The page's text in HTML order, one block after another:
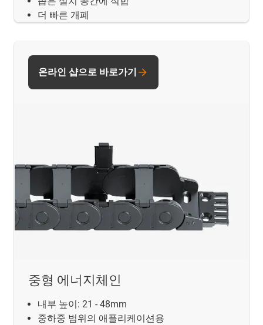
더 빠른 개폐
중형 에너지체인
내부 높이: 21 - 48mm
중하중 범위의 애플리케이션용
온라인 샵으로 바로가기